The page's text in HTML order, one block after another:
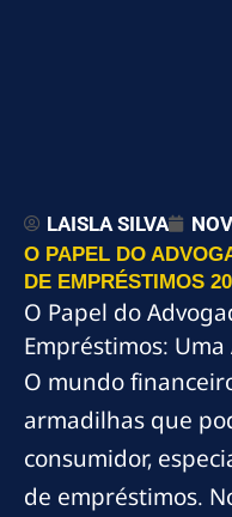
LAISLA SILVA
O PAPEL DO
DE EMPRÉSTIMOS
O Papel do
Empréstimos:
O mundo
armadilhas que
consumidor,
de empréstimos.